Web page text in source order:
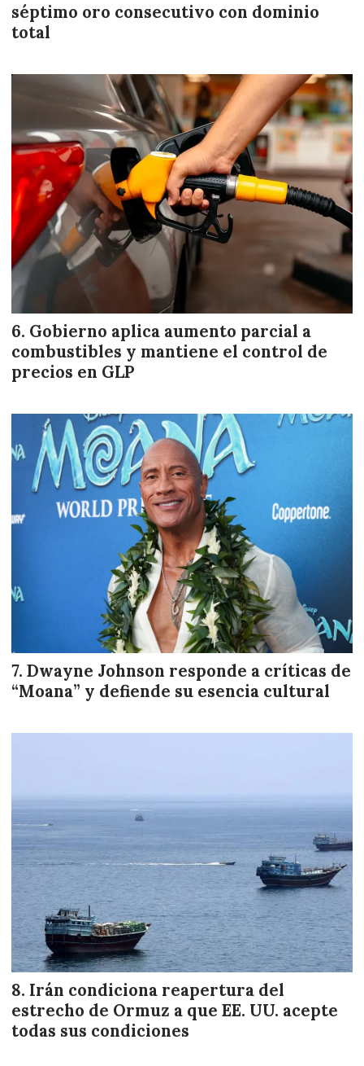
séptimo oro consecutivo con dominio
total
Gobierno aplica aumento parcial a
combustibles y mantiene el control de
precios en GLP
Dwayne Johnson responde a críticas de
“Moana” y defiende su esencia cultural
Irán condiciona reapertura del
estrecho de Ormuz a que EE. UU. acepte
todas sus condiciones